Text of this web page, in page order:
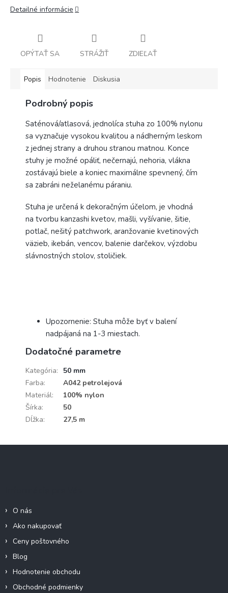
Detailné informácie
OPÝTAŤ SA STRÁŽIŤ ZDIEĽAŤ
Popis Hodnotenie Diskusia
Podrobný popis
Saténová/atlasová, jednolíca stuha zo 100% nylonu
sa vyznačuje vysokou kvalitou a nádherným leskom
z jednej strany a druhou stranou matnou. Konce
stuhy je možné opáliť, nečernajú, nehoria, vlákna
zostávajú biele a koniec maximálne spevnený, čím
sa zabráni neželanému páraniu.
Stuha je určená k dekoračným účelom, je vhodná
na tvorbu kanzashi kvetov, mašli, vyšívanie, šitie,
potlač, nešitý patchwork, aranžovanie kvetinových
väzieb, ikebán, vencov, balenie darčekov, výzdobu
slávnostných stolov, stoličiek.
Upozornenie: Stuha môže byť v balení
nadpájaná na 1-3 miestach.
Dodatočné parametre
Kategória:
50 mm
Farba:
A042 petrolejová
Materiál:
100% nylon
Šírka:
50
Dĺžka: 27,5 m
O nás
Ako nakupovať
Ceny poštovného
Blog
Hodnotenie obchodu
Obchodné podmienky